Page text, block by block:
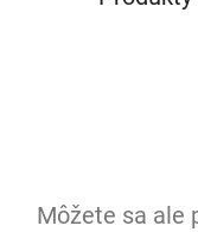
Môžete sa ale